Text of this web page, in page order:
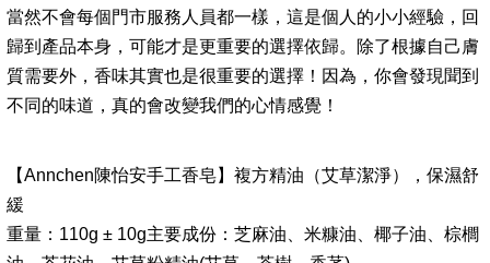
當然不會每個門市服務人員都一樣，這是個人的小小經驗，回
歸到產品本身，可能才是更重要的選擇依歸。除了根據自己膚
質需要外，香味其實也是很重要的選擇！因為，你會發現聞到
不同的味道，真的會改變我們的心情感覺！
【Annchen陳怡安手工香皂】複方精油（艾草潔淨），保濕舒
緩
重量：110g ± 10g主要成份：芝麻油、米糠油、椰子油、棕櫚